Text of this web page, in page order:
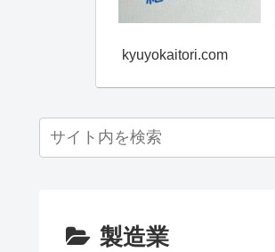
kyuyokaitori.com
製造業